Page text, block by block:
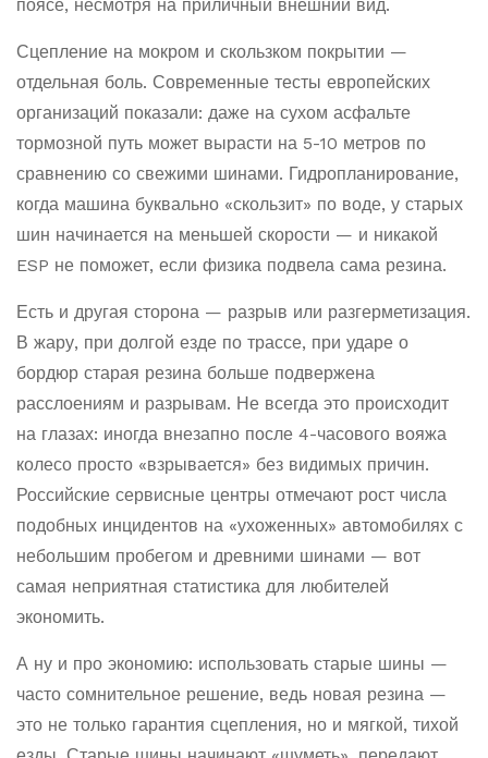
поясе, несмотря на приличный внешний вид.
Сцепление на мокром и скользком покрытии —
отдельная боль. Современные тесты европейских
организаций показали: даже на сухом асфальте
тормозной путь может вырасти на 5-10 метров по
сравнению со свежими шинами. Гидропланирование,
когда машина буквально «скользит» по воде, у старых
шин начинается на меньшей скорости — и никакой
ESP не поможет, если физика подвела сама резина.
Есть и другая сторона — разрыв или разгерметизация.
В жару, при долгой езде по трассе, при ударе о
бордюр старая резина больше подвержена
расслоениям и разрывам. Не всегда это происходит
на глазах: иногда внезапно после 4-часового вояжа
колесо просто «взрывается» без видимых причин.
Российские сервисные центры отмечают рост числа
подобных инцидентов на «ухоженных» автомобилях с
небольшим пробегом и древними шинами — вот
самая неприятная статистика для любителей
экономить.
А ну и про экономию: использовать старые шины —
часто сомнительное решение, ведь новая резина —
это не только гарантия сцепления, но и мягкой, тихой